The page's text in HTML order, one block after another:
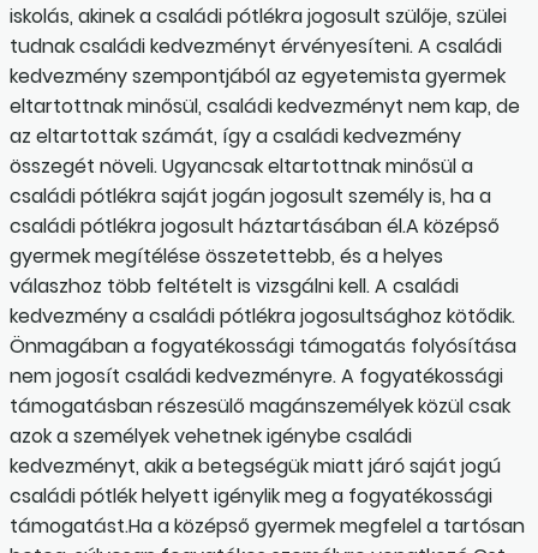
iskolás, akinek a családi pótlékra jogosult szülője, szülei
tudnak családi kedvezményt érvényesíteni. A családi
kedvezmény szempontjából az egyetemista gyermek
eltartottnak minősül, családi kedvezményt nem kap, de
az eltartottak számát, így a családi kedvezmény
összegét növeli. Ugyancsak eltartottnak minősül a
családi pótlékra saját jogán jogosult személy is, ha a
családi pótlékra jogosult háztartásában él.A középső
gyermek megítélése összetettebb, és a helyes
válaszhoz több feltételt is vizsgálni kell. A családi
kedvezmény a családi pótlékra jogosultsághoz kötődik.
Önmagában a fogyatékossági támogatás folyósítása
nem jogosít családi kedvezményre. A fogyatékossági
támogatásban részesülő magánszemélyek közül csak
azok a személyek vehetnek igénybe családi
kedvezményt, akik a betegségük miatt járó saját jogú
családi pótlék helyett igénylik meg a fogyatékossági
támogatást.Ha a középső gyermek megfelel a tartósan